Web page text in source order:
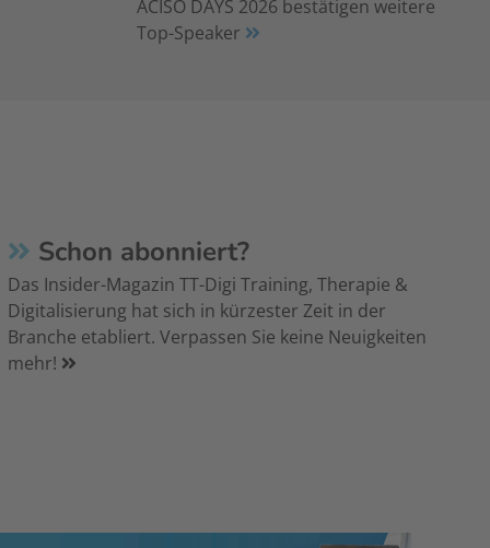
ACISO DAYS 2026 bestätigen weitere
Top-Speaker
Schon abonniert?
Das Insider-Magazin TT-Digi Training, Therapie &
Digitalisierung hat sich in kürzester Zeit in der
Branche etabliert. Verpassen Sie keine Neuigkeiten
mehr!